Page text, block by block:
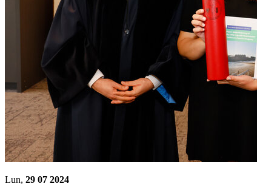
Lun, 29 07 2024